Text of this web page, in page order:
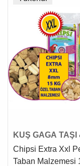
KUŞ GAGA TAŞI
KUMU
Chipsi Extra Xxl
Taban Malzemesi